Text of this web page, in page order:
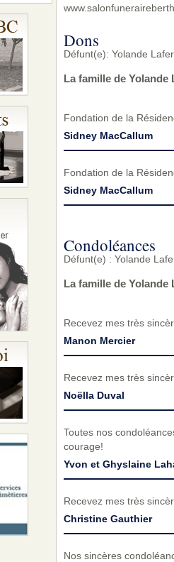
Dons
Défunt(e): Yolande
La famille de
Fondation de la
Sidney MacCallum
Fondation de la
Sidney MacCallum
Condoléances
Défunt(e) : Yolande
La famille de
Recevez mes très
Manon Mercier
Recevez mes très
Noëlla Duval
Toutes nos
courage!
Yvon et Ghyslaine
Recevez mes très
Christine Gauthier
Nos sincères